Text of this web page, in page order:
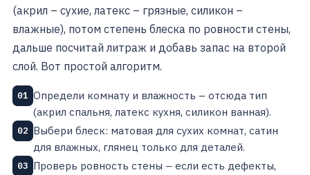
(акрил – сухие, латекс – грязные, силикон –
влажные), потом степень блеска по ровности стены,
дальше посчитай литраж и добавь запас на второй
слой. Вот простой алгоритм.
01 Определи комнату и влажность – отсюда тип
(акрил спальня, латекс кухня, силикон ванная).
02 Выбери блеск: матовая для сухих комнат, сатин
для влажных, глянец только для деталей.
03 Проверь ровность стены – если есть дефекты,